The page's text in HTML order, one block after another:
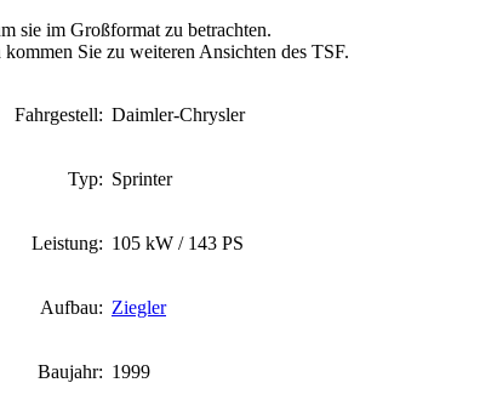
sie im Großformat zu betrachten.
Sie zu weiteren Ansichten des TSF.
Fahrgestell: Daimler-Chrysler
Typ: Sprinter
Leistung: 105 kW / 143 PS
Aufbau: Ziegler
Baujahr: 1999